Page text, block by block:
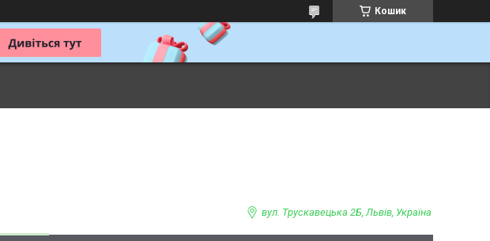
Кошик
вул. Трускавецька 2Б, Львів, Україна